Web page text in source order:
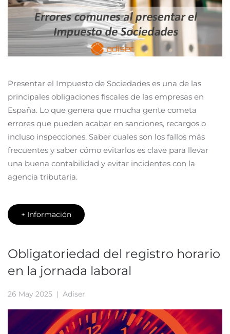
Presentar el Impuesto de Sociedades es una de las
principales obligaciones fiscales de las empresas en
España. Lo que genera que mucha gente cometa
errores que pueden acabar en sanciones, recargos o
incluso inspecciones. Saber cuales son los fallos más
frecuentes y saber cómo evitarlos es clave para llevar
una buena contabilidad y evitar incidentes con la
agencia tributaria.
+ Información
Obligatoriedad del registro horario
en la jornada laboral
26 May 2025 | Adiser